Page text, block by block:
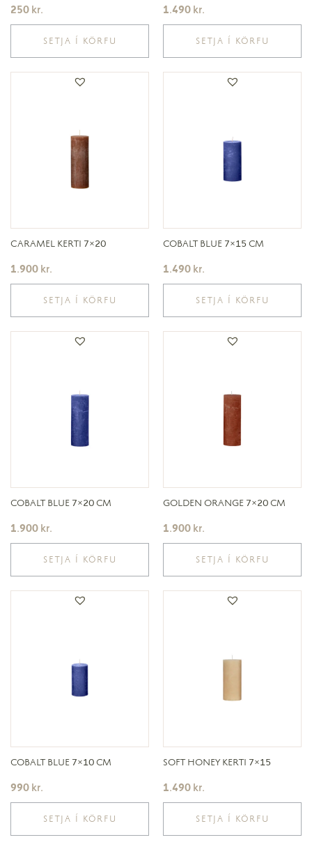
250 kr.
SETJA Í KÖRFU
1.490 kr.
SETJA Í KÖRFU
CARAMEL KERTI 7×20
1.900 kr.
SETJA Í KÖRFU
COBALT BLUE 7×15 CM
1.490 kr.
SETJA Í KÖRFU
COBALT BLUE 7×20 CM
1.900 kr.
SETJA Í KÖRFU
GOLDEN ORANGE 7×20 CM
1.900 kr.
SETJA Í KÖRFU
COBALT BLUE 7×10 CM
990 kr.
SETJA Í KÖRFU
SOFT HONEY KERTI 7×15
1.490 kr.
SETJA Í KÖRFU